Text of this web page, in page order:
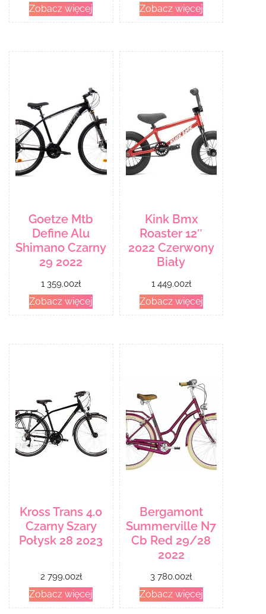
Zobacz więcej Zobacz więcej
Goetze Mtb
Define Alu
Shimano Czarny
29 2022
1 359.00zł
Zobacz więcej
Kink Bmx
Roaster 12″
2022 Czerwony
Biały
1 449.00zł
Zobacz więcej
Kross Trans 4.0
Czarny Szary
Połysk 28 2023
2 799.00zł
Zobacz więcej
Bergamont
Summerville N7
Cb Red 29/28
2022
3 780.00zł
Zobacz więcej